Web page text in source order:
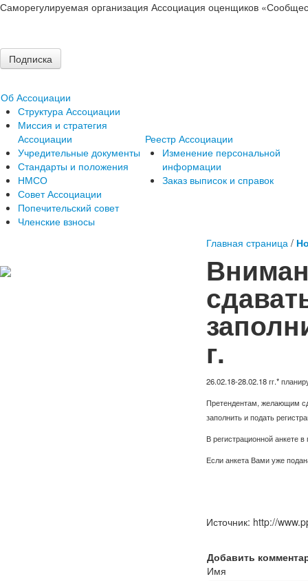
Саморегулируемая организация Ассоциация оценщиков
Подписка
Об Ассоциации
Структура Ассоциации
Миссия и стратегия
Ассоциации
Учредительные документы
Стандарты и положения
НМСО
Совет Ассоциации
Попечительский совет
Членские взносы
Реестр Ассоциации
Изменение персональной
информации
Заказ выписок и справок
Главная страница /
г.
26.02.18-28.02.18 гг.*
Претендентам, желающим
заполнить и подать
В регистрационной анкете
Если анкета Вами уже
Источник: http://
Добавить
Имя